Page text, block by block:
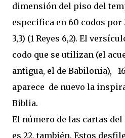
dimensión del piso del
especifica en 60 codos por
3,3) (1 Reyes 6,2). El
codo que se utilizan (el
antigua, el de Babilonia),
aparece de nuevo la
Biblia.
El número de las cartas
es 22, también. Estos